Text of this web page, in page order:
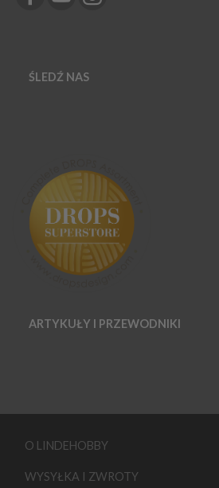
ŚLEDŹ NAS
ARTYKUŁY I PRZEWODNIKI
O LINDEHOBBY
WYSYŁKA I ZWROTY